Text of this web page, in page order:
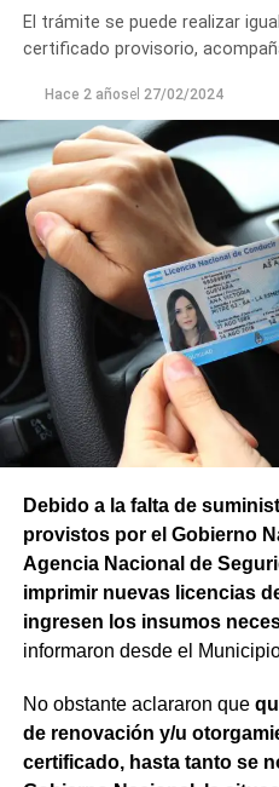
El trámite se puede realizar
certificado provisorio,
Hace 2 añosel 27/02/2024
Debido a la falta de
provistos por el Gobierno
Agencia Nacional de
imprimir nuevas licencias
ingresen los insumos
informaron desde el
No obstante aclararon que
de renovación y/u
certificado, hasta tanto se